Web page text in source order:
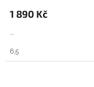
1 890 Kč
...
6,5